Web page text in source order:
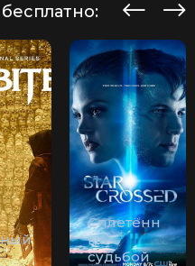
Сплетённ
ые
судьбой